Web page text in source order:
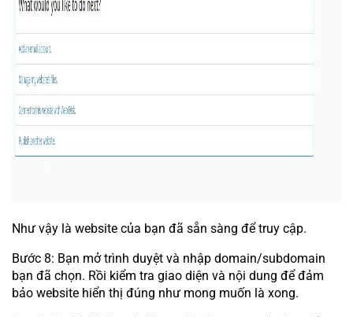
Như vậy là website của bạn đã sẵn sàng để truy cập.
Bước 8: Bạn mở trình duyệt và nhập domain/subdomain
bạn đã chọn. Rồi kiểm tra giao diện và nội dung để đảm
bảo website hiển thị đúng như mong muốn là xong.